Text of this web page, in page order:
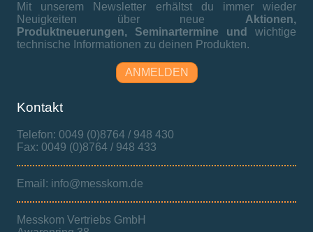
Mit unserem Newsletter erhältst du immer wieder
Neuigkeiten über neue Aktionen,
Produktneuerungen, Seminartermine und wichtige
technische Informationen zu deinen Produkten.
ANMELDEN
Kontakt
Telefon: 0049 (0)8764 / 948 430
Fax: 0049 (0)8764 / 948 433
Email: info@messkom.de
Messkom Vertriebs GmbH